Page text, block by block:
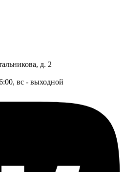
д. 2
вс - выходной